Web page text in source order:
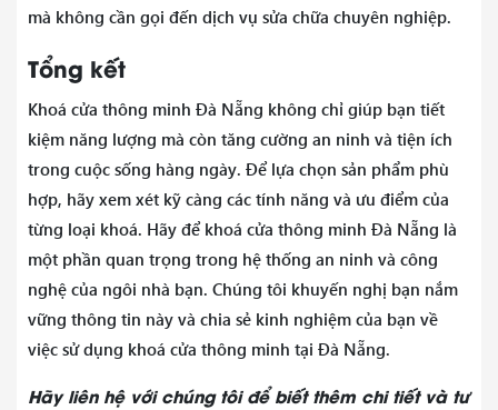
mà không cần gọi đến dịch vụ sửa chữa chuyên nghiệp.
Tổng kết
Khoá cửa thông minh Đà Nẵng không chỉ giúp bạn tiết
kiệm năng lượng mà còn tăng cường an ninh và tiện ích
trong cuộc sống hàng ngày. Để lựa chọn sản phẩm phù
hợp, hãy xem xét kỹ càng các tính năng và ưu điểm của
từng loại khoá. Hãy để khoá cửa thông minh Đà Nẵng là
một phần quan trọng trong hệ thống an ninh và công
nghệ của ngôi nhà bạn. Chúng tôi khuyến nghị bạn nắm
vững thông tin này và chia sẻ kinh nghiệm của bạn về
việc sử dụng khoá cửa thông minh tại Đà Nẵng.
Hãy liên hệ với chúng tôi để biết thêm chi tiết và tư